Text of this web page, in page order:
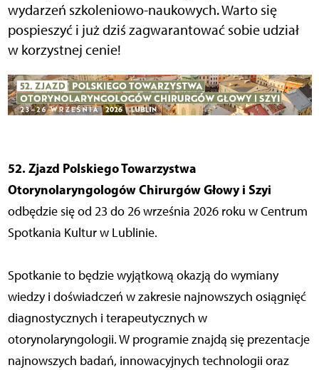
wydarzeń szkoleniowo-naukowych. Warto się
pospieszyć i już dziś zagwarantować sobie udział
w korzystnej cenie!
52. Zjazd Polskiego Towarzystwa
Otorynolaryngologów Chirurgów Głowy i Szyi
odbędzie się od 23 do 26 września 2026 roku w Centrum
Spotkania Kultur w Lublinie.
Spotkanie to będzie wyjątkową okazją do wymiany
wiedzy i doświadczeń w zakresie najnowszych osiągnięć
diagnostycznych i terapeutycznych w
otorynolaryngologii. W programie znajdą się prezentacje
najnowszych badań, innowacyjnych technologii oraz